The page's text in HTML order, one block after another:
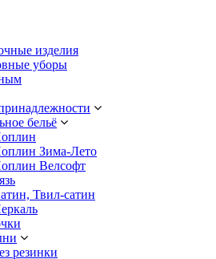
изделия
уборы
бельё
Зима-Лето
Велсофт
Твил-сатин
резинки